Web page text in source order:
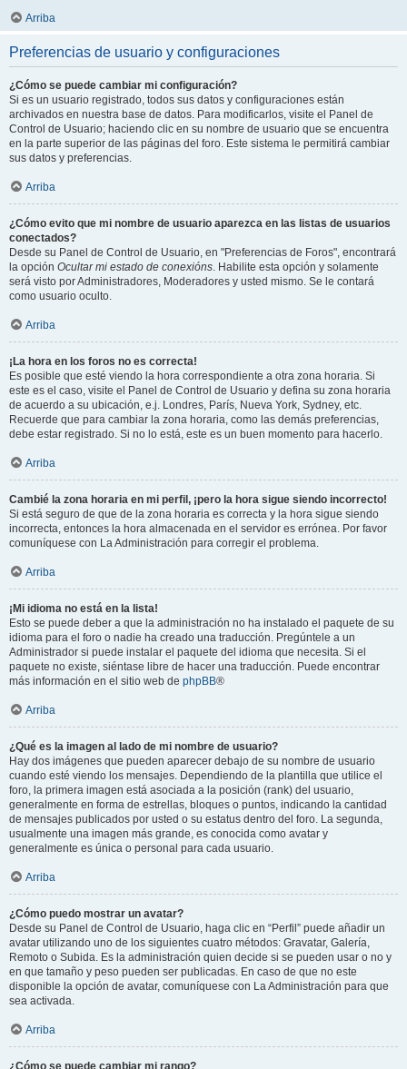
Arriba
Preferencias de usuario y configuraciones
¿Cómo se puede cambiar mi configuración?
Si es un usuario registrado, todos sus datos y configuraciones están
archivados en nuestra base de datos. Para modificarlos, visite el Panel de
Control de Usuario; haciendo clic en su nombre de usuario que se encuentra
en la parte superior de las páginas del foro. Este sistema le permitirá cambiar
sus datos y preferencias.
Arriba
¿Cómo evito que mi nombre de usuario aparezca en las listas de usuarios
conectados?
Desde su Panel de Control de Usuario, en "Preferencias de Foros", encontrará
la opción Ocultar mi estado de conexións. Habilite esta opción y solamente
será visto por Administradores, Moderadores y usted mismo. Se le contará
como usuario oculto.
Arriba
¡La hora en los foros no es correcta!
Es posible que esté viendo la hora correspondiente a otra zona horaria. Si
este es el caso, visite el Panel de Control de Usuario y defina su zona horaria
de acuerdo a su ubicación, e.j. Londres, París, Nueva York, Sydney, etc.
Recuerde que para cambiar la zona horaria, como las demás preferencias,
debe estar registrado. Si no lo está, este es un buen momento para hacerlo.
Arriba
Cambié la zona horaria en mi perfil, ¡pero la hora sigue siendo incorrecto!
Si está seguro de que de la zona horaria es correcta y la hora sigue siendo
incorrecta, entonces la hora almacenada en el servidor es errónea. Por favor
comuníquese con La Administración para corregir el problema.
Arriba
¡Mi idioma no está en la lista!
Esto se puede deber a que la administración no ha instalado el paquete de su
idioma para el foro o nadie ha creado una traducción. Pregúntele a un
Administrador si puede instalar el paquete del idioma que necesita. Si el
paquete no existe, siéntase libre de hacer una traducción. Puede encontrar
más información en el sitio web de phpBB®
Arriba
¿Qué es la imagen al lado de mi nombre de usuario?
Hay dos imágenes que pueden aparecer debajo de su nombre de usuario
cuando esté viendo los mensajes. Dependiendo de la plantilla que utilice el
foro, la primera imagen está asociada a la posición (rank) del usuario,
generalmente en forma de estrellas, bloques o puntos, indicando la cantidad
de mensajes publicados por usted o su estatus dentro del foro. La segunda,
usualmente una imagen más grande, es conocida como avatar y
generalmente es única o personal para cada usuario.
Arriba
¿Cómo puedo mostrar un avatar?
Desde su Panel de Control de Usuario, haga clic en “Perfil” puede añadir un
avatar utilizando uno de los siguientes cuatro métodos: Gravatar, Galería,
Remoto o Subida. Es la administración quien decide si se pueden usar o no y
en que tamaño y peso pueden ser publicadas. En caso de que no este
disponible la opción de avatar, comuníquese con La Administración para que
sea activada.
Arriba
¿Cómo se puede cambiar mi rango?